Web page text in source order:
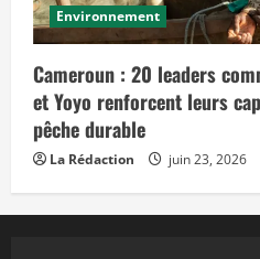
Environnement
Cameroun : 20 leaders
et Yoyo renforcent leurs
pêche durable
La Rédaction juin 23, 2026